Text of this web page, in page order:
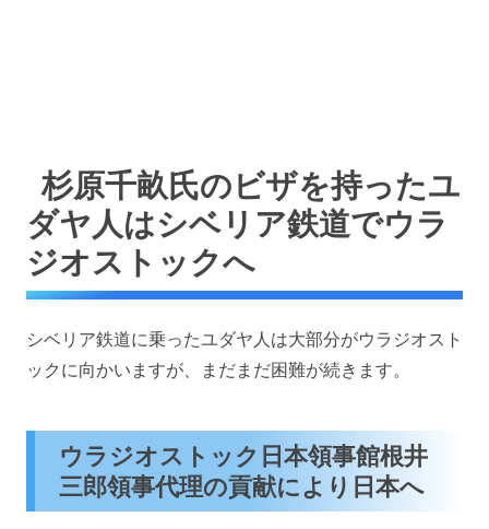
杉原千畝氏のビザを持ったユ
ダヤ人はシベリア鉄道でウラ
ジオストックへ
シベリア鉄道に乗ったユダヤ人は大部分がウラジオスト
ックに向かいますが、まだまだ困難が続きます。
ウラジオストック日本領事館根井
三郎領事代理の貢献により日本へ